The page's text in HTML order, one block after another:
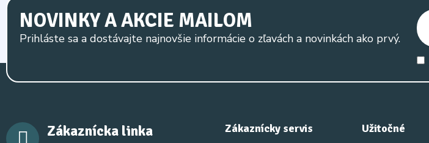
NOVINKY A AKCIE MAILOM
Prihláste sa a dostávajte najnovšie informácie o zľavách a novinkách ako prvý.
Zákaznícka linka Zákaznícky servis Užitočné